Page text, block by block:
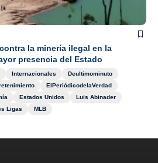
la minería ilegal en la
presencia del Estado
Internacionales
Deultimominuto
ElPeriódicodelaVerdad
Estados Unidos
Luis Abinader
Ligas MLB